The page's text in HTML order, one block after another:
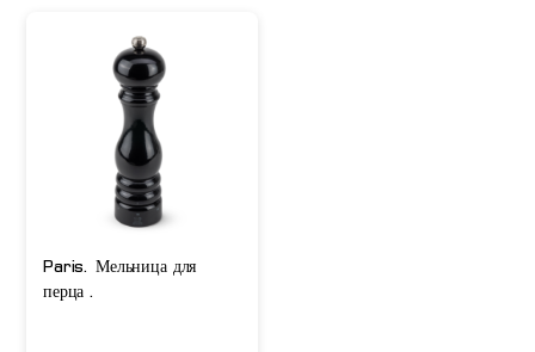
Paris. Мельница для
перца .